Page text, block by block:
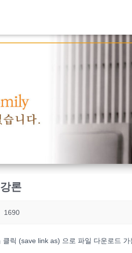
론
1690
릭 (save link as) 으로 파일 다운로드 가